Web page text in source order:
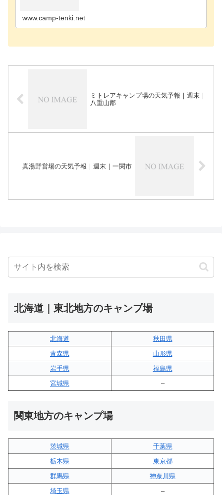
www.camp-tenki.net
ミトレアキャンプ場の天気予報｜週末｜
八重山郡
真湯野営場の天気予報｜週末｜一関市
北海道｜東北地方のキャンプ場
北海道
秋田県
青森県
山形県
岩手県
福島県
宮城県
–
関東地方のキャンプ場
茨城県
千葉県
栃木県
東京都
群馬県
神奈川県
埼玉県
–